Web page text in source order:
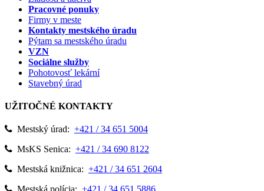
Pracovné ponuky
Firmy v meste
Kontakty mestského úradu
Pýtam sa mestského úradu
VZN
Sociálne služby
Pohotovosť lekární
Stavebný úrad
UŽITOČNÉ KONTAKTY
Mestský úrad: +421 / 34 651 5004
MsKS Senica: +421 / 34 690 8122
Mestská knižnica: +421 / 34 651 2604
Mestská polícia: +421 / 34 651 5886